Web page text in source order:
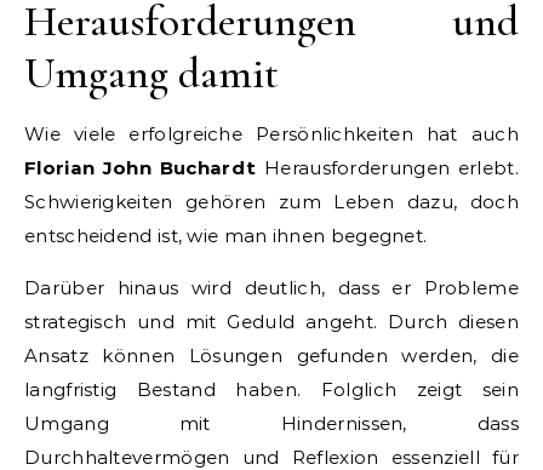
Herausforderungen und
Umgang damit
Wie viele erfolgreiche Persönlichkeiten hat auch
Florian John Buchardt Herausforderungen erlebt.
Schwierigkeiten gehören zum Leben dazu, doch
entscheidend ist, wie man ihnen begegnet.
Darüber hinaus wird deutlich, dass er Probleme
strategisch und mit Geduld angeht. Durch diesen
Ansatz können Lösungen gefunden werden, die
langfristig Bestand haben. Folglich zeigt sein
Umgang mit Hindernissen, dass
Durchhaltevermögen und Reflexion essenziell für